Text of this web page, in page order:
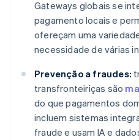
Gateways globais se
pagamento locais e
ofereçam uma
necessidade de várias
Prevenção a fraudes:
transfronteiriças são
do que pagamentos
incluem sistemas
fraude e usam IA e